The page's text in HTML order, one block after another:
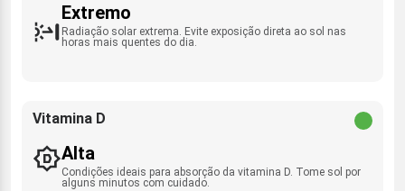
Extremo
Radiação solar extrema. Evite exposição direta ao sol nas
horas mais quentes do dia.
Vitamina D
Alta
Condições ideais para absorção da vitamina D. Tome sol por
alguns minutos com cuidado.